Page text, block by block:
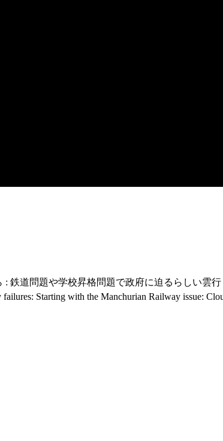
鉄道問題や学校昇格問題で政府に迫るらしい雲行
Starting with the Manchurian Railway issue: